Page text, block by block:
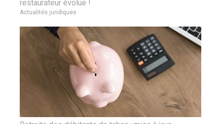
restaurateur évolue !
Actualités juridiques